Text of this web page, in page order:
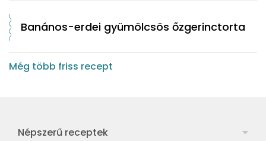
Banános-erdei gyümölcsös őzgerinctorta
Még több friss recept
Népszerű receptek